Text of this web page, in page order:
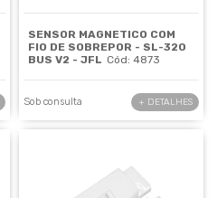
SENSOR MAGNETICO COM
FIO DE SOBREPOR - SL-320
BUS V2 - JFL Cód: 4873
Sob consulta + DETALHES